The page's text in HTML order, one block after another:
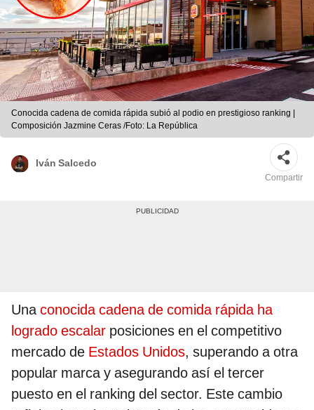
Conocida cadena de comida rápida subió al podio en prestigioso ranking |
Composición Jazmine Ceras /Foto: La República
Iván Salcedo
Compartir
Unaconocida cadena de comida rápida ha
logrado escalar posiciones en el competitivo
mercado de Estados Unidos, superando a otra
popular marca y asegurando así el tercer
puesto en el ranking del sector. Este cambio